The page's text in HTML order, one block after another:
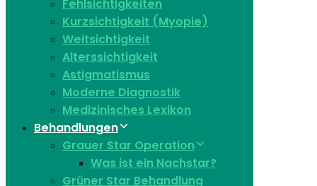
Fehlsichtigkeiten
Kurzsichtigkeit (Myopie)
Weitsichtigkeit
Alterssichtigkeit
Astigmatismus
Moderne Diagnostik
Medizinisches Lexikon
Behandlungen
Grauer Star Operation
Was ist ein Nachstar?
Grüner Star Behandlung